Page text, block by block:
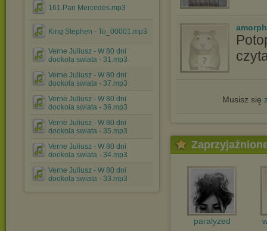
161.Pan Mercedes.mp3
King Stephen - To_00001.mp3
Verne Juliusz - W 80 dni
dookola swiata - 31.mp3
Verne Juliusz - W 80 dni
dookola swiata - 37.mp3
Verne Juliusz - W 80 dni
dookola swiata - 36.mp3
Verne Juliusz - W 80 dni
dookola swiata - 35.mp3
Verne Juliusz - W 80 dni
dookola swiata - 34.mp3
Verne Juliusz - W 80 dni
dookola swiata - 33.mp3
Musisz się
paralyzed